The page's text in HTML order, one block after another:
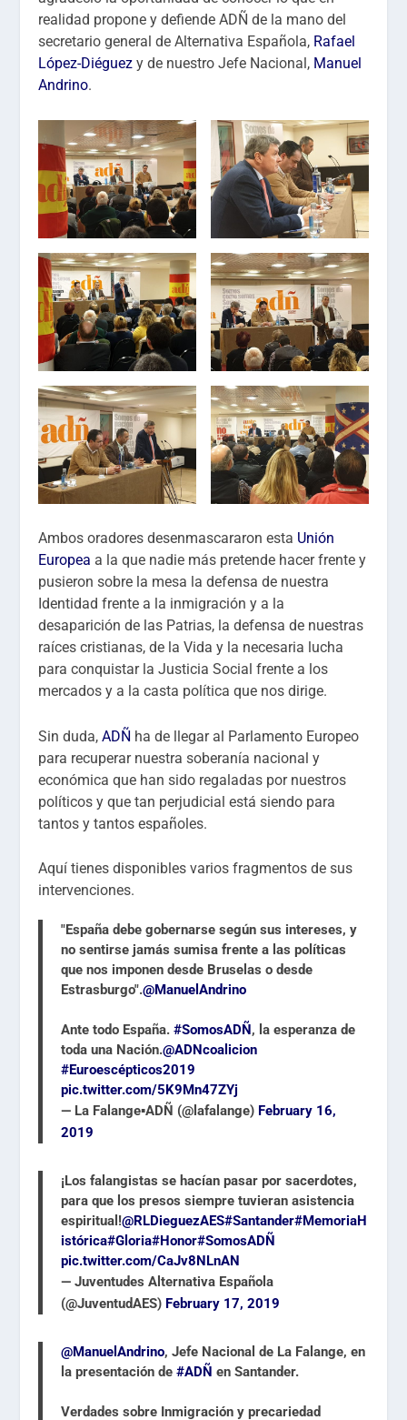
realidad propone y defiende ADÑ de la mano del
secretario general de Alternativa Española, Rafael
López-Diéguez y de nuestro Jefe Nacional, Manuel
Andrino.
Ambos oradores desenmascararon esta Unión
Europea a la que nadie más pretende hacer frente y
pusieron sobre la mesa la defensa de nuestra
Identidad frente a la inmigración y a la
desaparición de las Patrias, la defensa de nuestras
raíces cristianas, de la Vida y la necesaria lucha
para conquistar la Justicia Social frente a los
mercados y a la casta política que nos dirige.
Sin duda,ADÑ ha de llegar al Parlamento Europeo
para recuperar nuestra soberanía nacional y
económica que han sido regaladas por nuestros
políticos y que tan perjudicial está siendo para
tantos y tantos españoles.
Aquí tienes disponibles varios fragmentos de sus
intervenciones.
"España debe gobernarse según sus intereses, y
no sentirse jamás sumisa frente a las políticas
que nos imponen desde Bruselas o desde
Estrasburgo".@ManuelAndrino
Ante todo España.#SomosADÑ , la esperanza de
toda una Nación.@ADNcoalicion
#Euroescépticos2019
pic.twitter.com/5K9Mn47ZYj
— La Falange▪️ADÑ (@lafalange) February 16,
2019
¡Los falangistas se hacían pasar por sacerdotes,
para que los presos siempre tuvieran asistencia
espiritual!@RLDieguezAES#Santander#MemoriaH
istórica#Gloria#Honor#SomosADÑ
pic.twitter.com/CaJv8NLnAN
— Juventudes Alternativa Española
(@JuventudAES) February 17, 2019
@ManuelAndrino, Jefe Nacional de La Falange, en
la presentación de#ADÑ en Santander.
Verdades sobre Inmigración y precariedad